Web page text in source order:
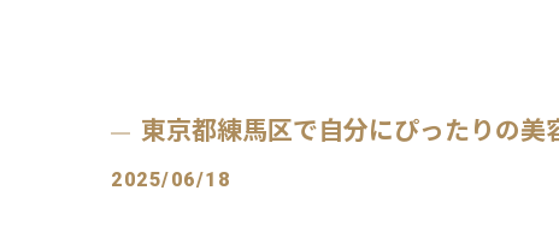
東京都練馬区で自分にぴったりの美
2025/06/18